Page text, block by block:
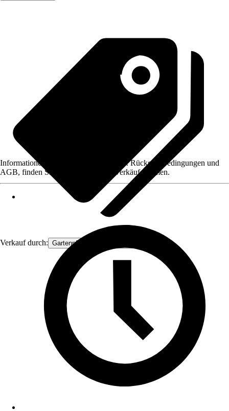
Verkauf durch: Gartenpflanzen Ammerland
Informationen des Verkäufers, wie z. B. Rückgabebedingungen und
AGB, finden Sie bei Klick auf den Verkäufernamen.